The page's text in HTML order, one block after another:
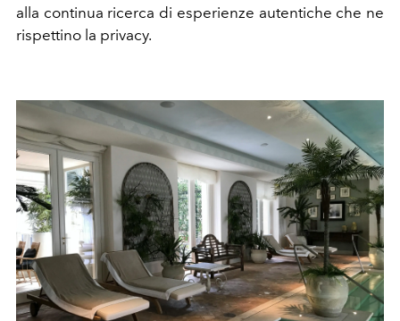
alla continua ricerca di esperienze autentiche che ne
rispettino la privacy.